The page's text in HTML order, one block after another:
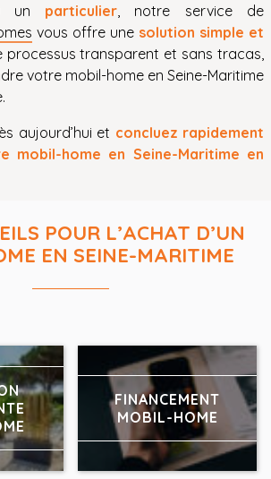
un particulier , notre service de
vous offre une solution simple et
processus transparent et sans tracas,
votre mobil-home en Seine-Maritime
aujourd’hui et concluez rapidement
mobil-home en Seine-Maritime en
POUR L’ACHAT D’UN
EN SEINE-MARITIME
FINANCEMENT
MOBIL-HOME